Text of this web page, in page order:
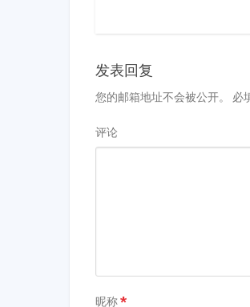
发表回复
您的邮箱地址不会被公开。 必
评论
昵称*